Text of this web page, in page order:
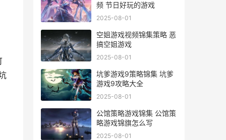
频 节日好玩的游戏
2025-08-01
空姐游戏视频锦集策略 恶
搞空姐游戏
2025-08-01
坑爹游戏9策略锦集 坑爹
游戏9攻略大全
2025-08-01
公馆策略游戏锦集 公馆策
略游戏锦旗怎么写
2025-08-01